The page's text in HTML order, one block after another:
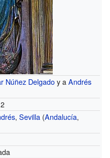
Núñez Delgadoy aAndrés
,Sevilla (Andalucía,